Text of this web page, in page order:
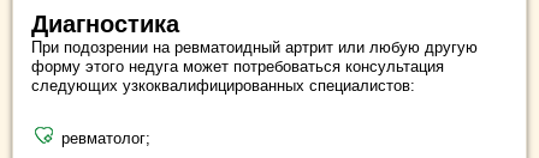
Диагностика
При подозрении на ревматоидный артрит или любую другую
форму этого недуга может потребоваться консультация
следующих узкоквалифицированных специалистов:
ревматолог;